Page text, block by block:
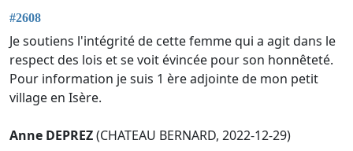
#2608
Je soutiens l'intégrité de cette femme qui a agit dans le
respect des lois et se voit évincée pour son honnêteté.
Pour information je suis 1 ère adjointe de mon petit
village en Isère.
Anne DEPREZ(CHATEAU BERNARD, 2022-12-29)